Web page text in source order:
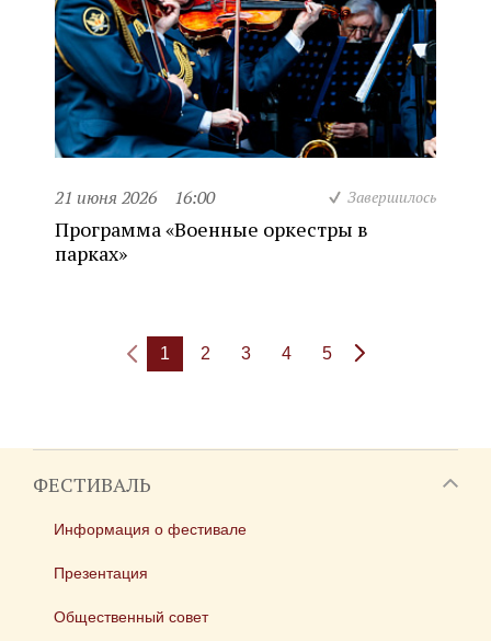
21 июня 2026 16:00 Завершилось
Программа «Военные оркестры в
парках»
1 2 3 4 5
ФЕСТИВАЛЬ
Информация о фестивале
Презентация
Общественный совет